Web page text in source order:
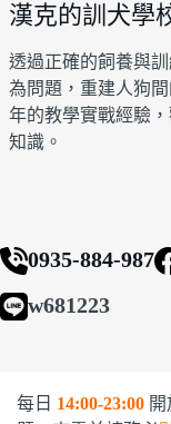
漢克的訓犬學
透過正確的飼養與
為問題，重建人狗
年的教學實戰經驗
知識。
0935-884-987
w681223
每日 14:00-23:00